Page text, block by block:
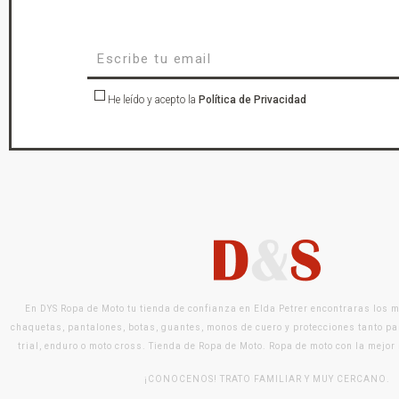
He leído y acepto la Política de Privacidad
En DYS Ropa de Moto tu tienda de confianza en Elda Petrer encontraras los
chaquetas, pantalones, botas, guantes, monos de cuero y protecciones tanto
trial, enduro o moto cross. Tienda de Ropa de Moto. Ropa de moto con la
¡CONOCENOS! TRATO FAMILIAR Y MUY CERCANO.